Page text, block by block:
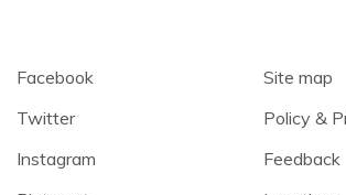
Facebook
Twitter
Instagram
Site map
Policy &
Feedback